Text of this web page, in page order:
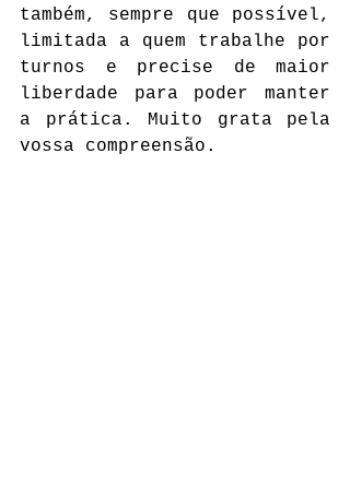
também, sempre que possível,
limitada a quem trabalhe por
turnos e precise de maior
liberdade para poder manter
a prática. Muito grata pela
vossa compreensão.